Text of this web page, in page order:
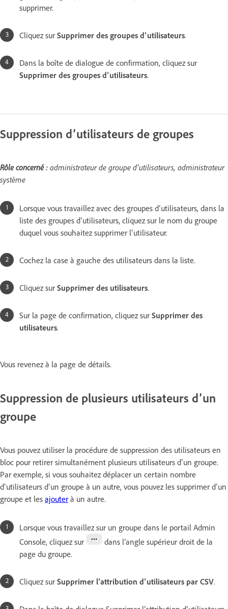
supprimer.
Cliquez sur Supprimer des groupes d’utilisateurs.
Dans la boîte de dialogue de confirmation, cliquez sur
Supprimer des groupes d’utilisateurs.
Suppression d’utilisateurs de groupes
Rôle concerné : administrateur de groupe d’utilisateurs, administrateur
système
Lorsque vous travaillez avec des groupes d’utilisateurs, dans la
liste des groupes d’utilisateurs, cliquez sur le nom du groupe
duquel vous souhaitez supprimer l’utilisateur.
Cochez la case à gauche des utilisateurs dans la liste.
Cliquez sur Supprimer des utilisateurs.
Sur la page de confirmation, cliquez sur Supprimer des
utilisateurs.
Vous revenez à la page de détails.
Suppression de plusieurs utilisateurs d’un
groupe
Vous pouvez utiliser la procédure de suppression des utilisateurs en
bloc pour retirer simultanément plusieurs utilisateurs d’un groupe.
Par exemple, si vous souhaitez déplacer un certain nombre
d’utilisateurs d’un groupe à un autre, vous pouvez les supprimer d’un
groupe et les ajouter à un autre.
Lorsque vous travaillez sur un groupe dans le portail Admin
Console, cliquez sur
dans l’angle supérieur droit de la
page du groupe.
Cliquez sur Supprimer l’attribution d’utilisateurs par CSV.